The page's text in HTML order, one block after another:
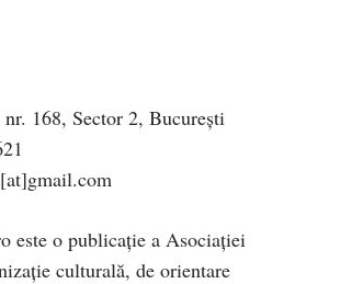
168, Sector 2, București
este o publicaţie a Asociaţiei
culturală, de orientare